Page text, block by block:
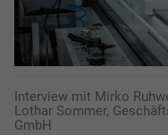
Interview mit Mirko
Lothar Sommer,
GmbH